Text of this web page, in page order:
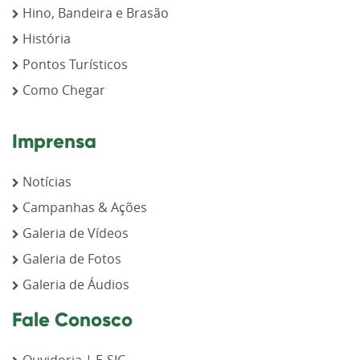
Hino, Bandeira e Brasão
História
Pontos Turísticos
Como Chegar
Imprensa
Notícias
Campanhas & Ações
Galeria de Vídeos
Galeria de Fotos
Galeria de Áudios
Fale Conosco